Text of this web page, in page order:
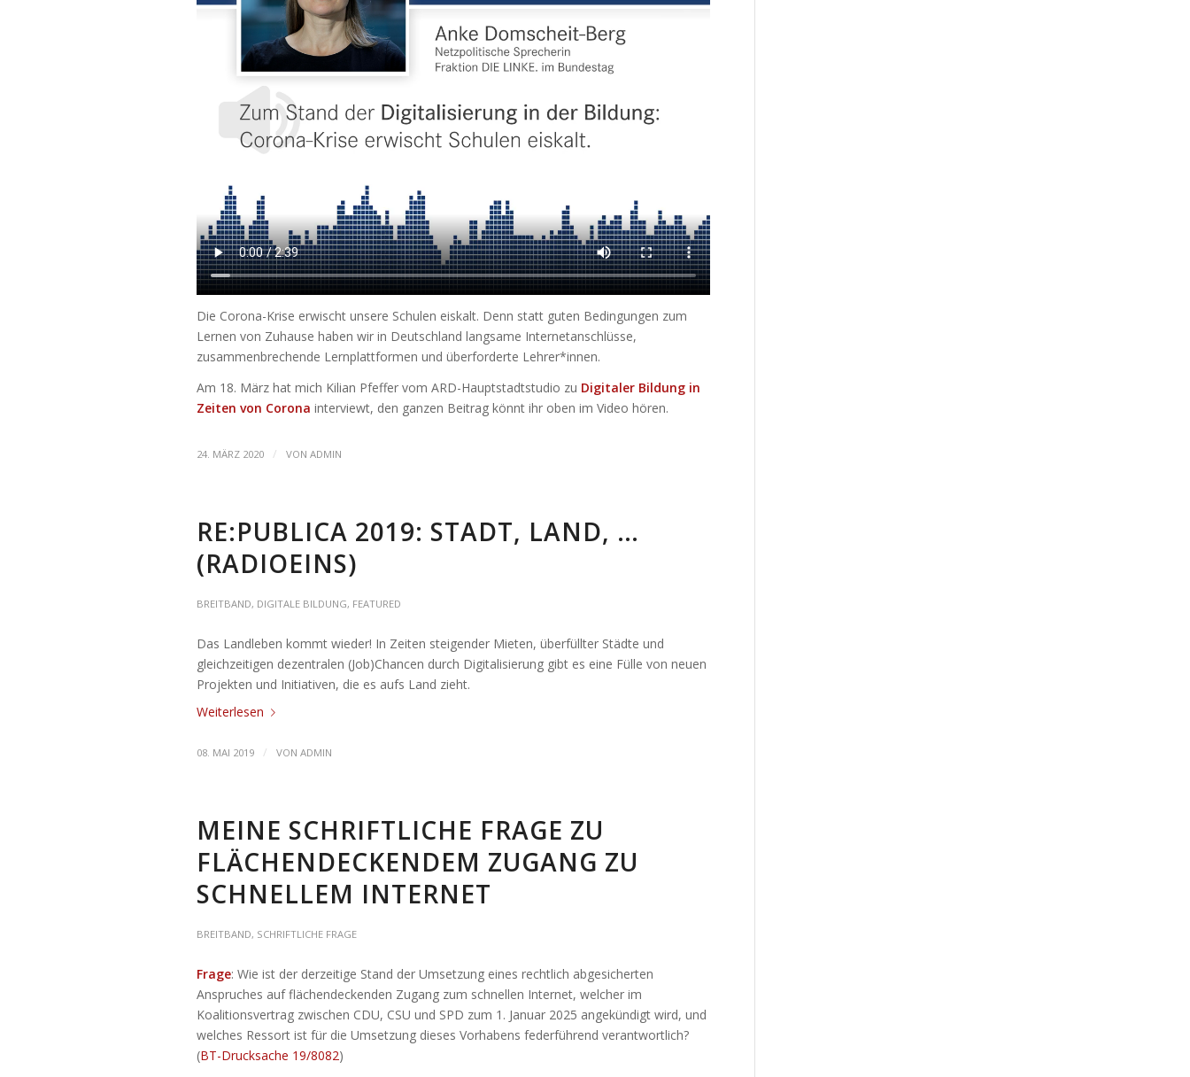
Die Corona-Krise erwischt unsere Schulen eiskalt. Denn statt guten Bedingungen zum
Lernen von Zuhause haben wir in Deutschland langsame Internetanschlüsse,
zusammenbrechende Lernplattformen und überforderte Lehrer*innen.
Am 18. März hat mich Kilian Pfeffer vom ARD-Hauptstadtstudio zu Digitaler Bildung in
Zeiten von Corona interviewt, den ganzen Beitrag könnt ihr oben im Video hören.
24. MÄRZ 2020 / VON ADMIN
RE:PUBLICA 2019: STADT, LAND, …
(RADIOEINS)
BREITBAND, DIGITALE BILDUNG, FEATURED
Das Landleben kommt wieder! In Zeiten steigender Mieten, überfüllter Städte und
gleichzeitigen dezentralen (Job)Chancen durch Digitalisierung gibt es eine Fülle von neuen
Projekten und Initiativen, die es aufs Land zieht.
Weiterlesen
08. MAI 2019 / VON ADMIN
MEINE SCHRIFTLICHE FRAGE ZU
FLÄCHENDECKENDEM ZUGANG ZU
SCHNELLEM INTERNET
BREITBAND, SCHRIFTLICHE FRAGE
Frage: Wie ist der derzeitige Stand der Umsetzung eines rechtlich abgesicherten
Anspruches auf flächendeckenden Zugang zum schnellen Internet, welcher im
Koalitionsvertrag zwischen CDU, CSU und SPD zum 1. Januar 2025 angekündigt wird, und
welches Ressort ist für die Umsetzung dieses Vorhabens federführend verantwortlich?
(BT-Drucksache 19/8082)